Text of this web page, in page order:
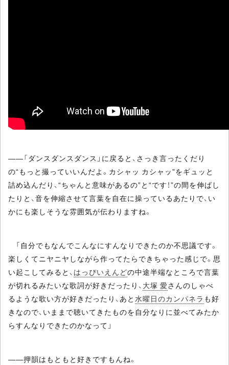
――「ダンスダンスダンス」に戻ると、さっき言ったくだり
の“もっと撮っていいんだよ。カシャッ カシャッ”をギュッと
詰め込んだり、“ちゃんと意味があるの”と“です！”の間を伸ばし
たりと、音を伸縮させて言葉を自在に操っているあたりで、い
かにも楽しそうな雰囲気が伝わりますね。
「自分でもなんでこんなにすんなりできたのか不思議です。
楽しくてニヤニヤしながら作ってたらできちゃった感じで。思
い起こしてみると、 はっぴいえんどの中途半端なところで言葉
が切れるみたいな歌詞が好きだったり、 大塚 愛さんのしゃべ
るような歌い方が好きだったり、あと 水曜日のカンパネラ も好
きなので、いままで聴いてきたものを自分なりに並べてみたか
らすんなりできたのかなって」
――押韻はもともと好きですもんね。